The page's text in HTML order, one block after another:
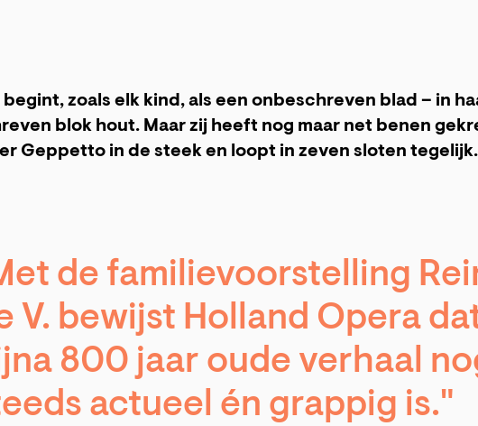
zoals elk kind, als een onbeschreven blad – in
blok hout. Maar zij heeft nog maar net benen
Geppetto in de steek en loopt in zeven sloten tegelijk.
de familievoorstelling
V. bewijst Holland Opera
800 jaar oude verhaal
actueel én grappig is."